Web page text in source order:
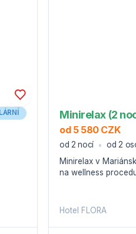
Minirelax (2
od 5 580 CZK
od 2 nocí od 2
Minirelax v
na wellness
Hotel FLORA